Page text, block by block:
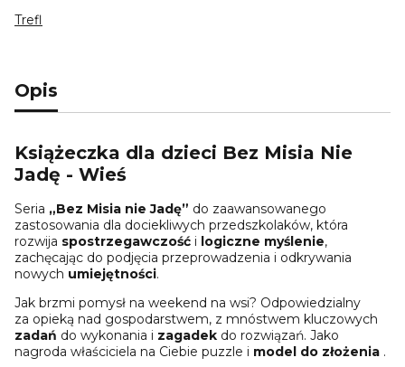
Trefl
Opis
Książeczka dla dzieci Bez Misia Nie
Jadę - Wieś
Seria „Bez Misia nie Jadę” do zaawansowanego
zastosowania dla dociekliwych przedszkolaków, która
rozwija spostrzegawczość i logiczne myślenie,
zachęcając do podjęcia przeprowadzenia i odkrywania
nowych umiejętności.
Jak brzmi pomysł na weekend na wsi? Odpowiedzialny
za opieką nad gospodarstwem, z mnóstwem kluczowych
zadań do wykonania i zagadek do rozwiązań. Jako
nagroda właściciela na Ciebie puzzle i model do złożenia .